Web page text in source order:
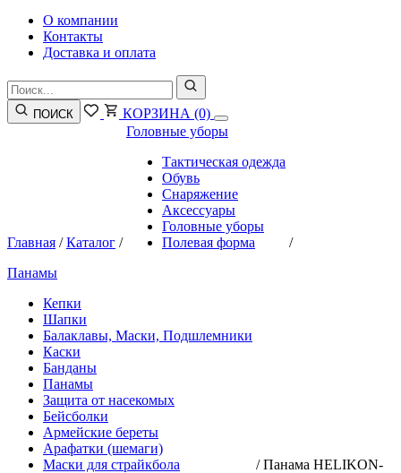
О компании
Контакты
Доставка и оплата
ПОИСК КОРЗИНА (0)
Главная /Каталог /
Головные уборы
Тактическая одежда
Обувь
Снаряжение
Аксессуары
Головные уборы
Полевая форма
/
Панамы
Кепки
Шапки
Балаклавы, Маски, Подшлемники
Каски
Банданы
Панамы
Защита от насекомых
Бейсболки
Армейские береты
Арафатки (шемаги)
Маски для страйкбола
/Панама HELIKON-